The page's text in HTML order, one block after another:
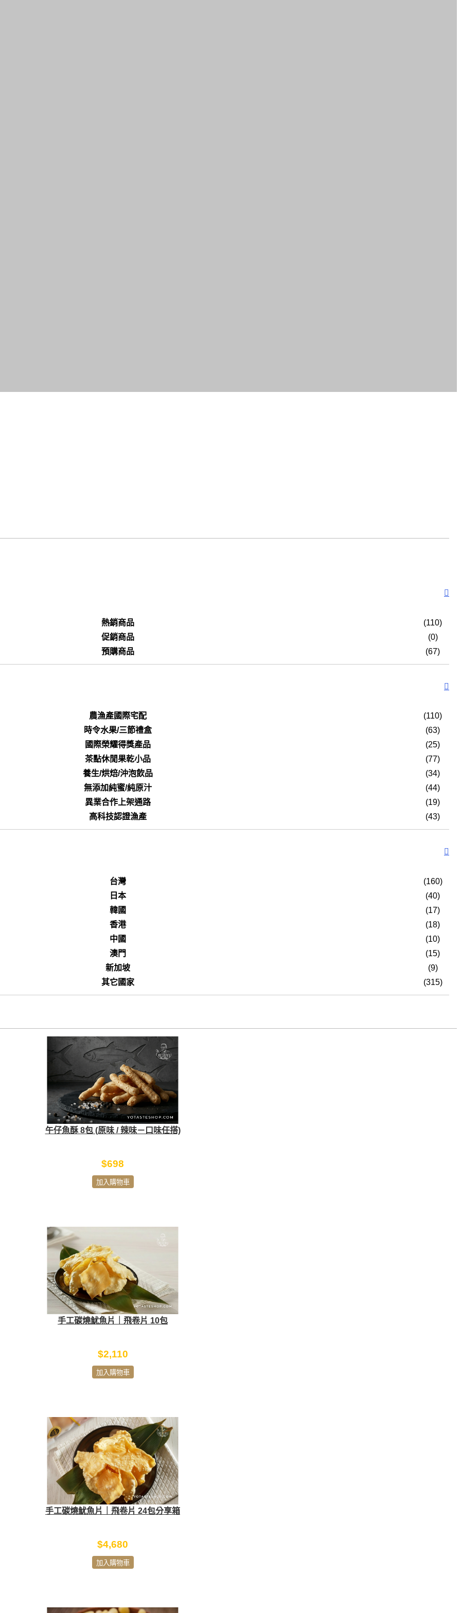
熱銷商品
(110)
促銷商品
(0)
預購商品
(67)
農漁產國際宅配
(110)
時令水果/三節禮盒
(63)
國際榮耀得獎產品
(25)
茶點休閒果乾小品
(77)
養生/烘焙/沖泡飲品
(34)
無添加純蜜/純原汁
(44)
異業合作上架通路
(19)
高科技認證漁產
(43)
台灣
(160)
日本
(40)
韓國
(17)
香港
(18)
中國
(10)
澳門
(15)
新加坡
(9)
其它國家
(315)
午仔魚酥 8包 (原味 / 辣味－口味任搭)
$698
加入購物車
手工碳燒魷魚片｜飛卷片 10包
$2,110
加入購物車
手工碳燒魷魚片｜飛卷片 24包分享箱
$4,680
加入購物車